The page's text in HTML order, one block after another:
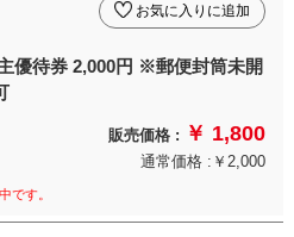
優待券 2,000円 ※郵便封筒未開
お気に入りに追加
販売価格 : ￥ 1,800
通常価格 :￥2,000
です。